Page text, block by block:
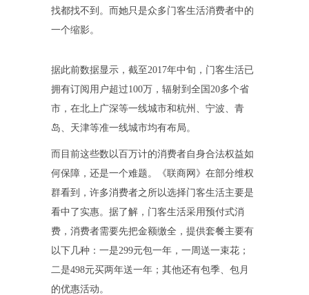
找都找不到。而她只是众多门客生活消费者中的
一个缩影。
据此前数据显示，截至2017年中旬，门客生活已
拥有订阅用户超过100万，辐射到全国20多个省
市，在北上广深等一线城市和杭州、宁波、青
岛、天津等准一线城市均有布局。
而目前这些数以百万计的消费者自身合法权益如
何保障，还是一个难题。《联商网》在部分维权
群看到，许多消费者之所以选择门客生活主要是
看中了实惠。据了解，门客生活采用预付式消
费，消费者需要先把金额缴全，提供套餐主要有
以下几种：一是299元包一年，一周送一束花；
二是498元买两年送一年；其他还有包季、包月
的优惠活动。